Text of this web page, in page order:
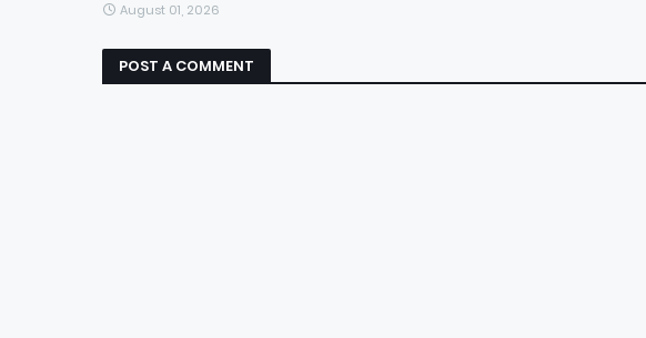
August 01, 2026
POST A COMMENT